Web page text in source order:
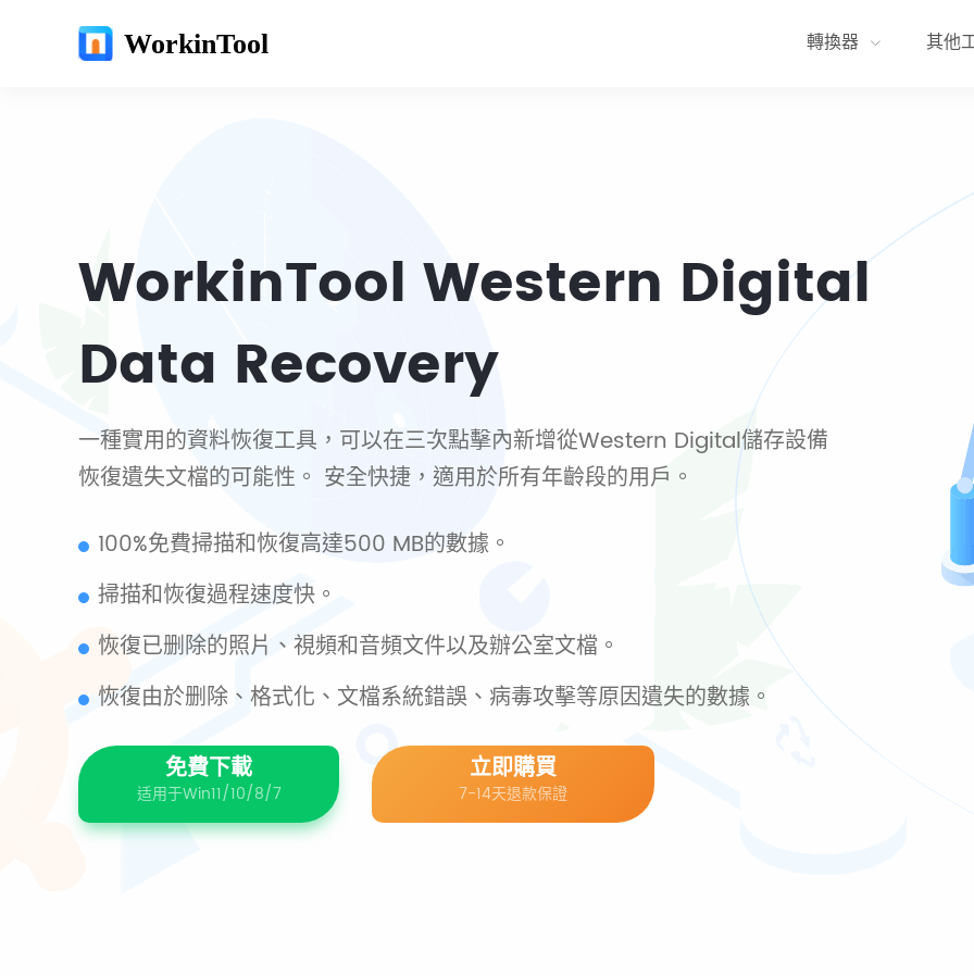
WorkinTool 轉換器 其他
WorkinTool Western Digital
Data Recovery
一種實用的資料恢復工具，可以在三次點擊內新增從Western Digital儲存設備
恢復遺失文檔的可能性。 安全快捷，適用於所有年齡段的用戶。
100%免費掃描和恢復高達500 MB的數據。
掃描和恢復過程速度快。
恢復已删除的照片、視頻和音頻文件以及辦公室文檔。
恢復由於删除、格式化、文檔系統錯誤、病毒攻擊等原因遺失的數據。
免費下載
适用于Win11/10/8/7
立即購買
7-14天退款保證